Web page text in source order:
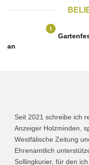
1
an
Seit 2021 schreibe ich
Anzeiger Holzminden,
Westfälische Zeitung
Ehrenamtlich
Sollingkurier, für den